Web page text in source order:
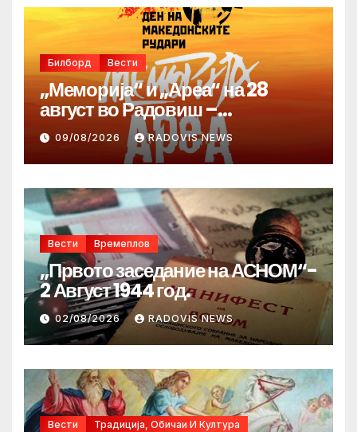
Билборд Вести
„Меморија“ и „Ареа“ на 28
август во Радовиш –
продолжува традицијата за
Денот на македонските рудари
09/08/2026 RADOVIS NEWS
Вести Времеплов
„Првото заседание на АСНОМ“-
2 Август 1944 год.
02/08/2026 RADOVIS NEWS
Вести Традиција, Обичаи И Култура